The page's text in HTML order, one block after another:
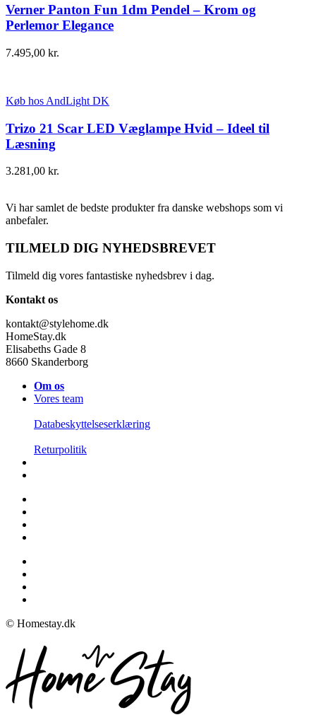
Verner Panton Fun 1dm Pendel – Krom og
Perlemor Elegance
7.495,00 kr.
Køb hos AndLight DK
Trizo 21 Scar LED Væglampe Hvid – Ideel til
Læsning
3.281,00 kr.
Vi har samlet de bedste produkter fra danske webshops som vi
anbefaler.
TILMELD DIG NYHEDSBREVET
Tilmeld dig vores fantastiske nyhedsbrev i dag.
Kontakt os
kontakt@stylehome.dk
HomeStay.dk
Elisabeths Gade 8
8660 Skanderborg
Om os
Vores team
Databeskyttelseserklæring
Returpolitik
© Homestay.dk